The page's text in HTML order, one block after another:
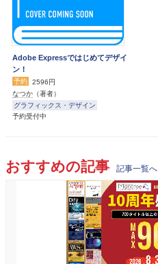
Adobe Expressではじめてデザイ
ン！
予約
2596円
なつか （著者）
グラフィックス・デザイン
予約受付中
おすすめの記事 記事一覧へ